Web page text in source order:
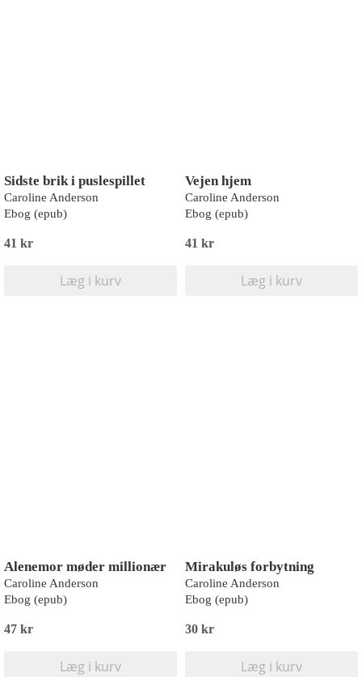
Sidste brik i puslespillet
Caroline Anderson
Ebog (epub)
41 kr
Læg i kurv
Vejen hjem
Caroline Anderson
Ebog (epub)
41 kr
Læg i kurv
Alenemor møder millionær
Caroline Anderson
Ebog (epub)
47 kr
Læg i kurv
Mirakuløs forbytning
Caroline Anderson
Ebog (epub)
30 kr
Læg i kurv